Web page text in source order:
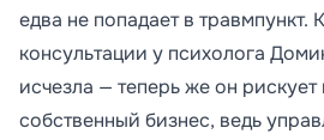
едва не попадает в травмпункт.
консультации у психолога
исчезла — теперь же он рискует
собственный бизнес, ведь